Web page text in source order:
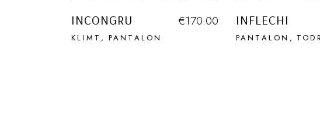
INCONGRU
KLIMT PANTALON
€170.00 INFLECHI
PANTALON